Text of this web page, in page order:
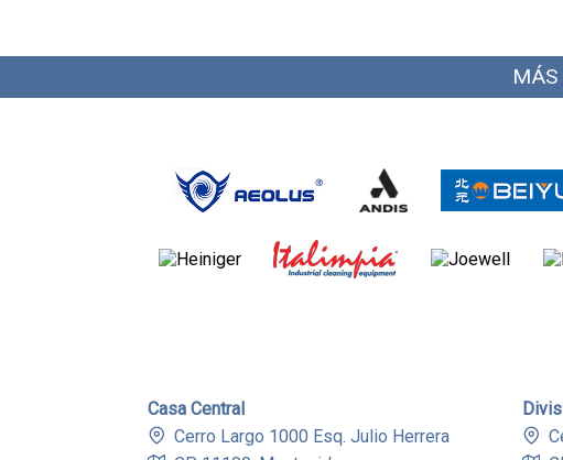
MÁS
Casa Central
Cerro Largo 1000 Esq. Julio Herrera